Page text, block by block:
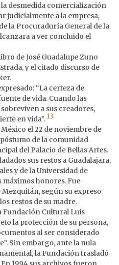
desmedida comercialización
judicialmente a la empresa,
la Procuraduría General de la
a ver concluido el
de José Guadalupe Zuno
y el citado discurso de
“La certeza de
de vida. Cuando las
a sus creadores,
en vida”. 13
el 22 de noviembre de
de la comunidad
del Palacio de Bellas Artes.
sus restos a Guadalajara,
y de la Universidad de
honores. Fue
según su expreso
restos de su madre.
Fundación Cultural Luis
la protección de su persona,
al ser considerado
Sin embargo, ante la nula
la Fundación trasladó